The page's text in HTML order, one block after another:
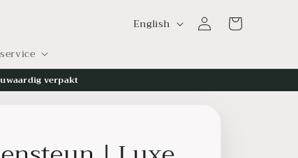
L
n
g
g
English
Log
in
Cart
verpakt